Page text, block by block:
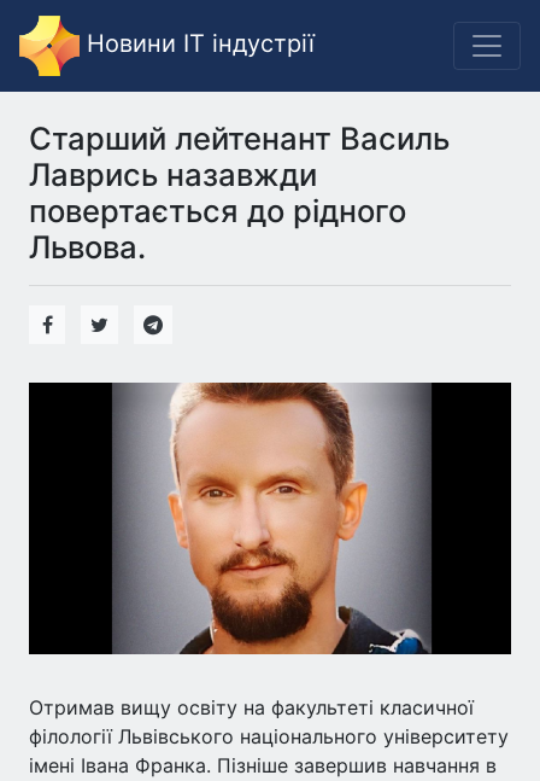
Новини IT індустрії
Старший лейтенант Василь
Лаврись назавжди
повертається до рідного
Львова.
Отримав вищу освіту на факультеті класичної
філології Львівського національного університету
імені Івана Франка. Пізніше завершив навчання в